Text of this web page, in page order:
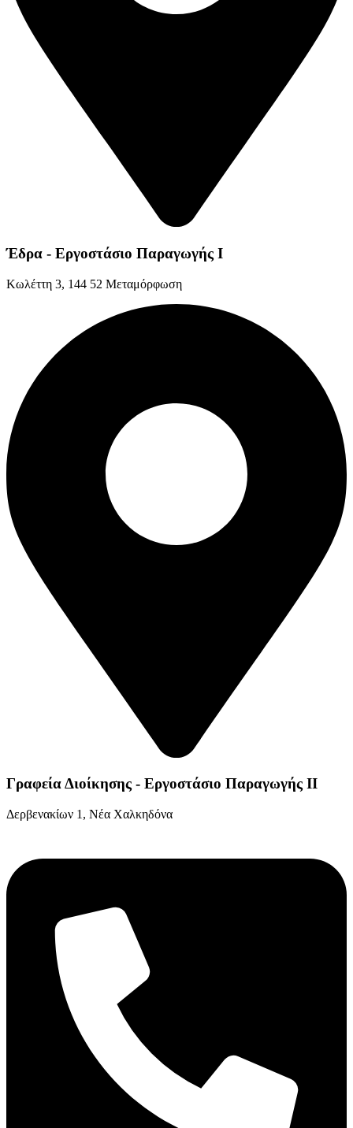
Έδρα - Εργοστάσιο Παραγωγής Ι
Kωλέττη 3, 144 52 Μεταμόρφωση
Γραφεία Διοίκησης - Εργοστάσιο Παραγωγής ΙΙ
Δερβενακίων 1, Νέα Χαλκηδόνα